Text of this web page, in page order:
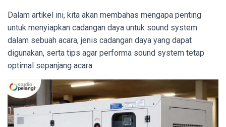
Dalam artikel ini, kita akan membahas mengapa penting
untuk menyiapkan cadangan daya untuk sound system
dalam sebuah acara, jenis cadangan daya yang dapat
digunakan, serta tips agar performa sound system tetap
optimal sepanjang acara.